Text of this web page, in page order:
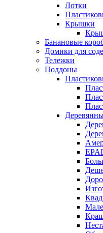
Лотки
Крышки
Банановые
Домики для
Тележки
Поддоны